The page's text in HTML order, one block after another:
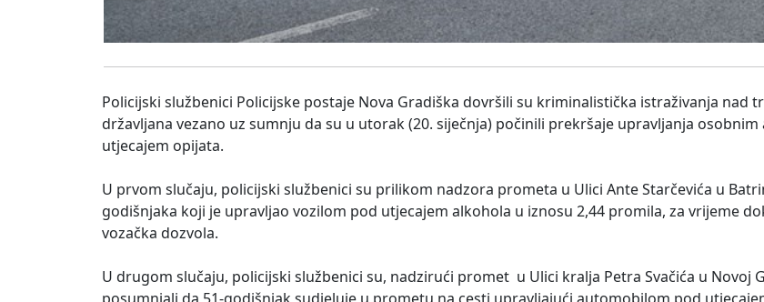
Policijski službenici Policijske postaje Nova Gradiška dovršili su kriminalistička istraživanja nad
državljana vezano uz sumnju da su u utorak (20. siječnja) počinili prekršaje upravljanja
utjecajem opijata.
U prvom slučaju, policijski službenici su prilikom nadzora prometa u Ulici Ante Starčevića u
godišnjaka koji je upravljao vozilom pod utjecajem alkohola u iznosu 2,44 promila, za vrijeme
vozačka dozvola.
U drugom slučaju, policijski službenici su, nadzirući promet u Ulici kralja Petra Svačića u Novoj